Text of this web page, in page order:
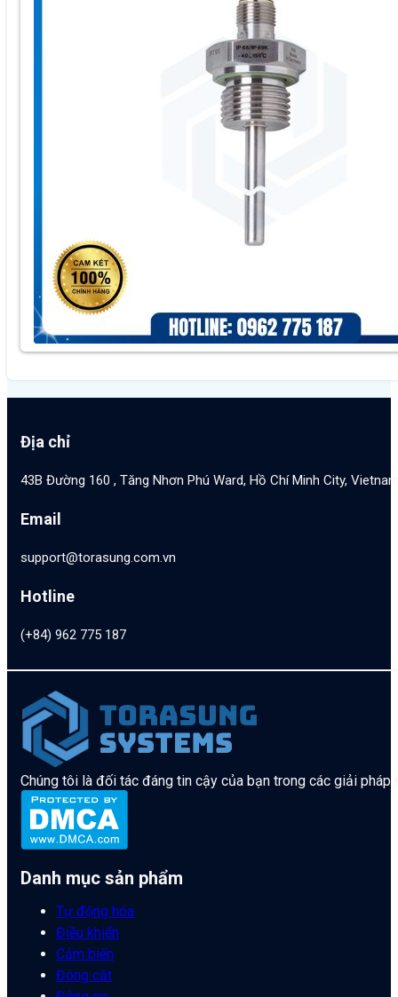
Địa chỉ
43B Đường 160 , Tăng Nhơn Phú Ward, Hồ Chí Minh City,
Email
support@torasung.com.vn
Hotline
(+84) 962 775 187
Chúng tôi là đối tác đáng tin cậy của bạn trong các giải pháp
Danh mục sản phẩm
Tự động hóa
Điều khiển
Cảm biến
Đóng cắt